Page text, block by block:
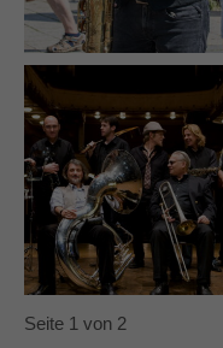
Seite 1 von 2